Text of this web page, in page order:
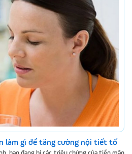
làm gì để tăng cường nội tiết tố